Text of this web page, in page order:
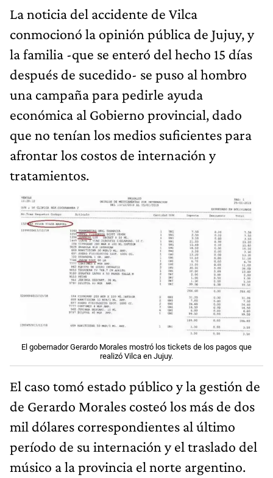
La noticia del accidente de Vilca
conmocionó la opinión pública de Jujuy, y
la familia -que se enteró del hecho 15 días
después de sucedido- se puso al hombro
una campaña para pedirle ayuda
económica al Gobierno provincial, dado
que no tenían los medios suficientes para
afrontar los costos de internación y
tratamientos.
El gobernador Gerardo Morales mostró los tickets de los pagos que
realizó Vilca en Jujuy.
El caso tomó estado público y la gestión de
de Gerardo Morales costeó los más de dos
mil dólares correspondientes al último
período de su internación y el traslado del
músico a la provincia el norte argentino.